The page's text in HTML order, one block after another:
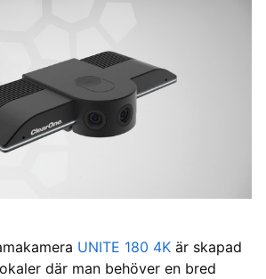
UNITE 180 4K är skapad
där man behöver en bred